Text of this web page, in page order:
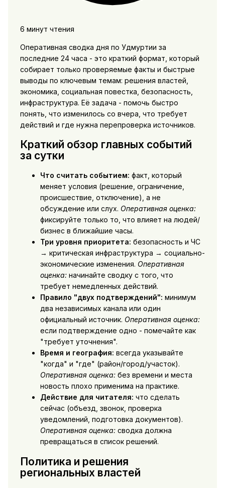
6 минут чтения
Оперативная сводка дня по Удмуртии за
последние 24 часа - это краткий формат, который
собирает только проверяемые факты и быстрые
выводы по ключевым темам: решения властей,
экономика, социальная повестка, безопасность,
инфраструктура. Её задача - помочь быстро
понять, что изменилось со вчера, что требует
действий и где нужна перепроверка источников.
Краткий обзор главных событий
за сутки
Что считать событием: факт, который
меняет условия (решение, ограничение,
происшествие, отключение), а не
обсуждение или слух. Оперативная оценка:
фиксируйте только то, что влияет на людей/
бизнес в ближайшие часы.
Три уровня приоритета: безопасность и ЧС
→ критическая инфраструктура → социально-
экономические изменения. Оперативная
оценка:начинайте сводку с того, что
требует немедленных действий.
Правило "двух подтверждений": минимум
два независимых канала или один
официальный источник. Оперативная оценка:
если подтверждение одно - помечайте как
"требует уточнения".
Время и география: всегда указывайте
"когда" и "где" (район/город/участок).
Оперативная оценка:без времени и места
новость плохо применима на практике.
Действие для читателя: что сделать
сейчас (объезд, звонок, проверка
уведомлений, подготовка документов).
Оперативная оценка:сводка должна
превращаться в список решений.
Политика и решения
региональных властей